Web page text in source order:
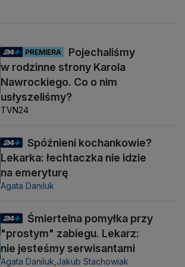
PREMIERA
Pojechaliśmy
w rodzinne strony Karola
Nawrockiego. Co o nim
usłyszeliśmy?
TVN24
Spóźnieni kochankowie?
Lekarka: łechtaczka nie idzie
na emeryturę
Agata Daniluk
Śmiertelna pomyłka przy
"prostym" zabiegu. Lekarz:
nie jesteśmy serwisantami
Agata Daniluk, Jakub Stachowiak